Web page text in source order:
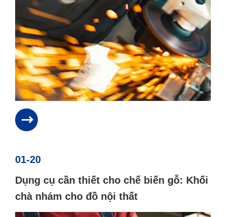
01-20
Dụng cụ cần thiết cho chế biến gỗ: Khối
chà nhám cho đồ nội thất